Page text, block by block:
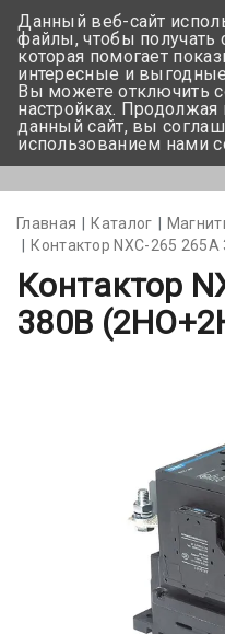
Главная Каталог
Контактор NXC-265
Контактор
380В
Данный веб-сайт
файлы, чтобы получать
которая помогает
интересные и
Вы можете отключить
настройках. Продолжая
данный сайт, вы
использованием нами